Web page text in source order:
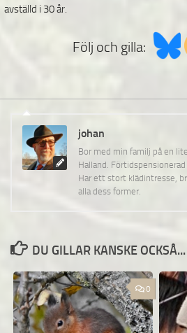
avställd i 30 år.
Följ och gilla:
johan
Bor med min familj på en
Halland.
Har ett stort klädintresse,
alla dess former.
DU GILLAR KANSKE OCKSÅ...
0